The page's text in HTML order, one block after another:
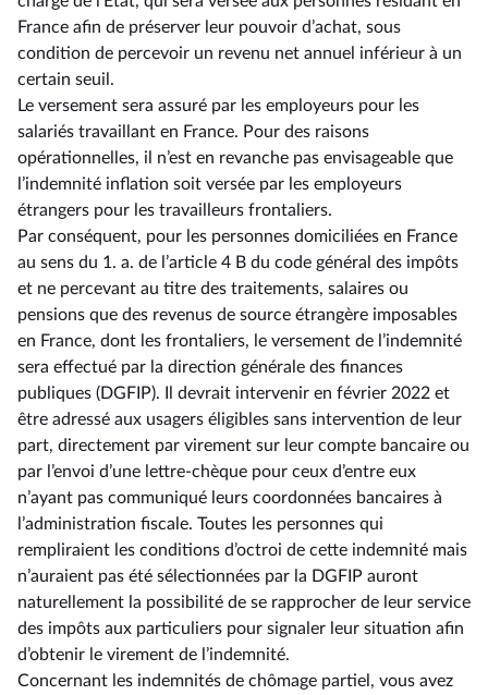
France afin de préserver leur pouvoir d’achat, sous
condition de percevoir un revenu net annuel inférieur à un
certain seuil.
Le versement sera assuré par les employeurs pour les
salariés travaillant en France. Pour des raisons
opérationnelles, il n’est en revanche pas envisageable que
l’indemnité inflation soit versée par les employeurs
étrangers pour les travailleurs frontaliers.
Par conséquent, pour les personnes domiciliées en France
au sens du 1. a. de l’article 4 B du code général des impôts
et ne percevant au titre des traitements, salaires ou
pensions que des revenus de source étrangère imposables
en France, dont les frontaliers, le versement de l’indemnité
sera effectué par la direction générale des finances
publiques (DGFIP). Il devrait intervenir en février 2022 et
être adressé aux usagers éligibles sans intervention de leur
part, directement par virement sur leur compte bancaire ou
par l’envoi d’une lettre-chèque pour ceux d’entre eux
n’ayant pas communiqué leurs coordonnées bancaires à
l’administration fiscale. Toutes les personnes qui
rempliraient les conditions d’octroi de cette indemnité mais
n’auraient pas été sélectionnées par la DGFIP auront
naturellement la possibilité de se rapprocher de leur service
des impôts aux particuliers pour signaler leur situation afin
d’obtenir le virement de l’indemnité.
Concernant les indemnités de chômage partiel, vous avez